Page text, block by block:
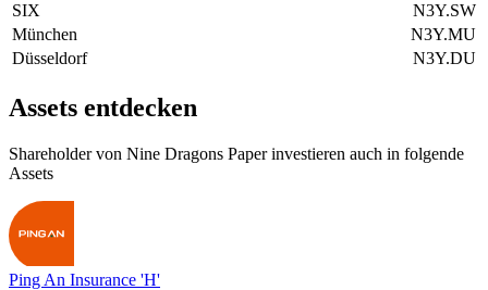
SIX
N3Y.SW
München
N3Y.MU
Düsseldorf
N3Y.DU
Assets entdecken
Shareholder von Nine Dragons Paper investieren auch in folgende
Assets
Ping An Insurance 'H'